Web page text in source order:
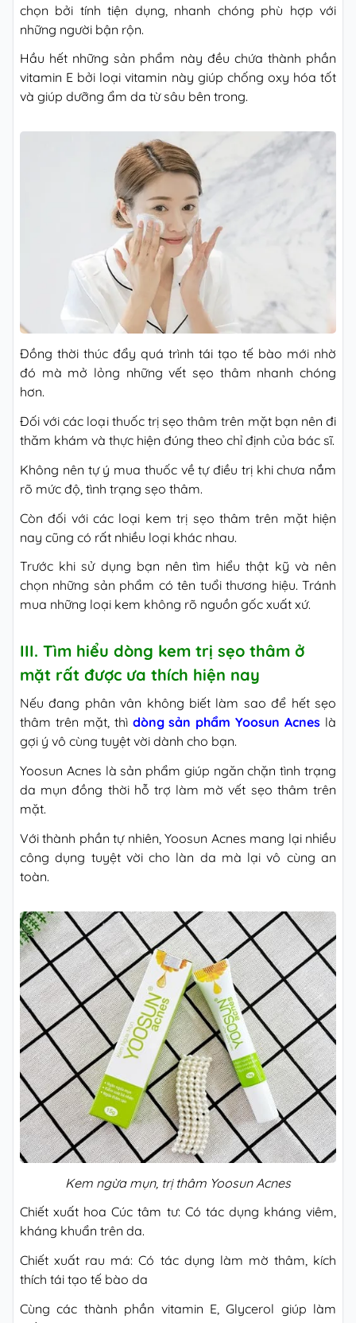
chọn bởi tính tiện dụng, nhanh chóng phù hợp với
những người bận rộn.
Hầu hết những sản phẩm này đều chứa thành phần
vitamin E bởi loại vitamin này giúp chống oxy hóa tốt
và giúp dưỡng ẩm da từ sâu bên trong.
Đồng thời thúc đẩy quá trình tái tạo tế bào mới nhờ
đó mà mở lỏng những vết sẹo thâm nhanh chóng
hơn.
Đối với các loại thuốc trị sẹo thâm trên mặt bạn nên đi
thăm khám và thực hiện đúng theo chỉ định của bác sĩ.
Không nên tự ý mua thuốc về tự điều trị khi chưa nắm
rõ mức độ, tình trạng sẹo thâm.
Còn đối với các loại kem trị sẹo thâm trên mặt hiện
nay cũng có rất nhiều loại khác nhau.
Trước khi sử dụng bạn nên tìm hiểu thật kỹ và nên
chọn những sản phẩm có tên tuổi thương hiệu. Tránh
mua những loại kem không rõ nguồn gốc xuất xứ.
III. Tìm hiểu dòng kem trị sẹo thâm ở
mặt rất được ưa thích hiện nay
Nếu đang phân vân không biết làm sao để hết sẹo
thâm trên mặt, thì dòng sản phẩm Yoosun Acnes là
gợi ý vô cùng tuyệt vời dành cho bạn.
Yoosun Acnes là sản phẩm giúp ngăn chặn tình trạng
da mụn đồng thời hỗ trợ làm mờ vết sẹo thâm trên
mặt.
Với thành phần tự nhiên, Yoosun Acnes mang lại nhiều
công dụng tuyệt vời cho làn da mà lại vô cùng an
toàn.
Kem ngừa mụn, trị thâm Yoosun Acnes
Chiết xuất hoa Cúc tâm tư: Có tác dụng kháng viêm,
kháng khuẩn trên da.
Chiết xuất rau má: Có tác dụng làm mờ thâm, kích
thích tái tạo tế bào da
Cùng các thành phần vitamin E, Glycerol giúp làm